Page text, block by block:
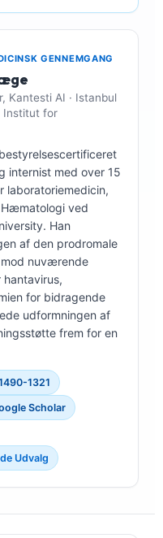
GENNEMGANG
Kantesti AI · Istanbul
Institut for
internist med over 15
laboratoriemedicin,
ved
Han
af den prodromale
nuværende
hantavirus,
for bidragende
udformningen af
frem for en
1321
Scholar
Udvalg